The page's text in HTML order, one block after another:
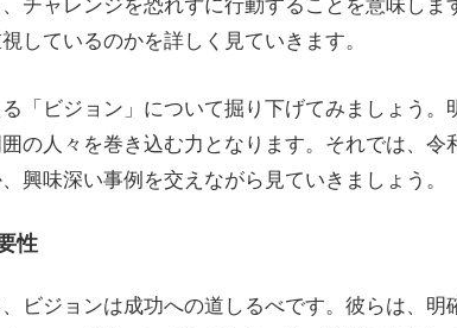
チャレンジを恐れずに行動することを意味し
しているのかを詳しく見ていきます。
「ビジョン」について掘り下げてみましょう。
の人々を巻き込む力となります。それでは、
興味深い事例を交えながら見ていきましょう。
性
、ビジョンは成功への道しるべです。彼らは、